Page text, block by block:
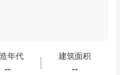
年代
--
建筑面积
--